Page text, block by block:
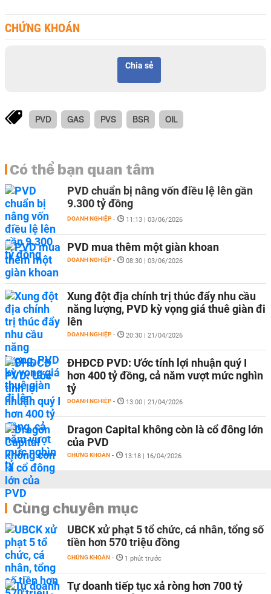
CHỨNG KHOÁN
Chia sẻ
PVD GAS PVS BSR OIL
Có thể bạn quan tâm
PVD chuẩn bị nâng vốn điều lệ lên gần
9.300 tỷ đồng
DOANH NGHIỆP - 11:13 | 03/06/2026
PVD mua thêm một giàn khoan
DOANH NGHIỆP - 08:30 | 03/06/2026
Xung đột địa chính trị thúc đẩy nhu cầu
năng lượng, PVD kỳ vọng giá thuê giàn đi
lên
DOANH NGHIỆP - 20:30 | 21/04/2026
ĐHĐCĐ PVD: Ước tính lợi nhuận quý I
hơn 400 tỷ đồng, cả năm vượt mức nghìn
tỷ
DOANH NGHIỆP - 13:00 | 21/04/2026
Dragon Capital không còn là cổ đông lớn
của PVD
CHỨNG KHOÁN - 13:18 | 16/04/2026
Cùng chuyên mục
UBCK xử phạt 5 tổ chức, cá nhân, tổng số
tiền hơn 570 triệu đồng
CHỨNG KHOÁN - 1 phút trước
Tự doanh tiếp tục xả ròng hơn 700 tỷ